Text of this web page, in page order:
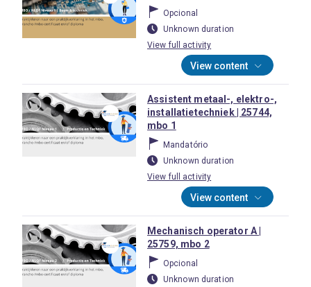
Opcional
Unknown duration
View full activity
View content
Assistent metaal-, elektro-,
installatietechniek | 25744,
mbo 1
Mandatório
Unknown duration
View full activity
View content
Mechanisch operator A |
25759, mbo 2
Opcional
Unknown duration